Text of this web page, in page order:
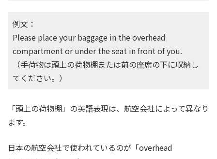
例文：
Please place your baggage in the overhead
compartment or under the seat in front of you.
（手荷物は頭上の荷物棚または前の座席の下に収納し
てください。）
「頭上の荷物棚」の英語表現は、航空会社によって異なり
ます。
日本の航空会社で使われているのが「overhead